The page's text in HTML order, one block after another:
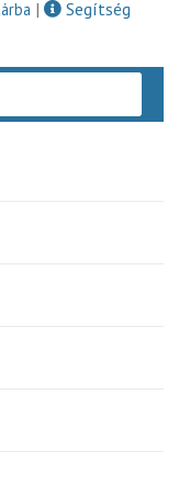
|
Segítség